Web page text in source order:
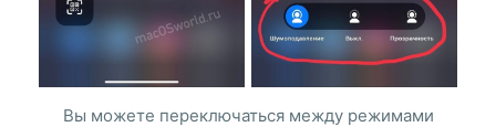
Вы можете переключаться между режимами